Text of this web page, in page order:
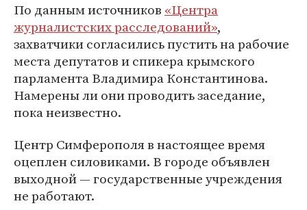
По данным источников «Центра
журналистских расследований»,
захватчики согласились пустить на рабочие
места депутатов и спикера крымского
парламента Владимира Константинова.
Намерены ли они проводить заседание,
пока неизвестно.
Центр Симферополя в настоящее время
оцеплен силовиками. В городе объявлен
выходной — государственные учреждения
не работают.